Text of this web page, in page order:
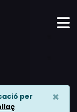
per
×